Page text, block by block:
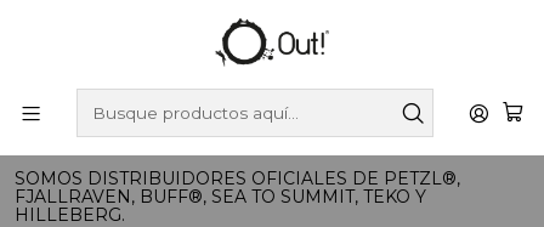
SOMOS DISTRIBUIDORES OFICIALES DE PETZL®,
FJALLRAVEN, BUFF®, SEA TO SUMMIT, TEKO Y
HILLEBERG.